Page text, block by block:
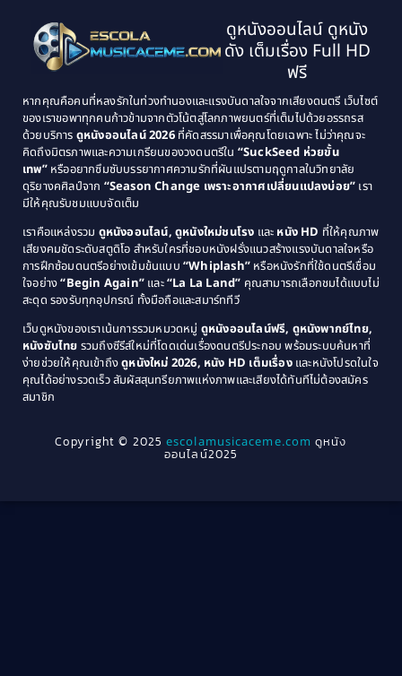
(134)
Classic หนังคลาสสิก(21)
Classic หนังคลาสสิก(25)
Comedy ตลก(46)
Comedy ตลก(515)
Coming of Age ก้าวพ้นวัย(1)
Coming-of-Age(3)
Community(1)
Crime อาชญากรรม(78)
Cult Film(4)
1995
1994
1993
1992
1989
1988
1987
1986
1985
1984
1983
1982
1979
1978
1976
1975
1974
1971
1970
1969
1968
1964
1963
1940
ดูหนังออนไลน์ ดูหนัง
ดัง เต็มเรื่อง Full HD
ฟรี
หากคุณคือคนที่หลงรักในท่วงทำนองและแรงบันดาลใจจากเสียงดนตรี เว็บไซต์
ของเราขอพาทุกคนก้าวข้ามจากตัวโน้ตสู่โลกภาพยนตร์ที่เต็มไปด้วยอรรถรส
ด้วยบริการ ดูหนังออนไลน์ 2026ที่คัดสรรมาเพื่อคุณโดยเฉพาะ ไม่ว่าคุณจะ
คิดถึงมิตรภาพและความเกรียนของวงดนตรีใน “SuckSeed ห่วยขั้น
เทพ”หรืออยากซึมซับบรรยากาศความรักที่ผันแปรตามฤดูกาลในวิทยาลัย
ดุริยางคศิลป์จาก “Season Change เพราะอากาศเปลี่ยนแปลงบ่อย” เรา
มีให้คุณรับชมแบบจัดเต็ม
เราคือแหล่งรวม ดูหนังออนไลน์, ดูหนังใหม่ชนโรง และ หนัง HD ที่ให้คุณภาพ
เสียงคมชัดระดับสตูดิโอ สำหรับใครที่ชอบหนังฝรั่งแนวสร้างแรงบันดาลใจหรือ
การฝึกซ้อมดนตรีอย่างเข้มข้นแบบ “Whiplash” หรือหนังรักที่ใช้ดนตรีเชื่อม
ใจอย่าง“Begin Again” และ“La La Land” คุณสามารถเลือกชมได้แบบไม่
สะดุด รองรับทุกอุปกรณ์ ทั้งมือถือและสมาร์ททีวี
เว็บดูหนังของเราเน้นการรวมหมวดหมู่ ดูหนังออนไลน์ฟรี, ดูหนังพากย์ไทย,
หนังซับไทย รวมถึงซีรีส์ใหม่ที่โดดเด่นเรื่องดนตรีประกอบ พร้อมระบบค้นหาที่
ง่ายช่วยให้คุณเข้าถึงดูหนังใหม่ 2026, หนัง HD เต็มเรื่องและหนังโปรดในใจ
คุณได้อย่างรวดเร็ว สัมผัสสุนทรียภาพแห่งภาพและเสียงได้ทันทีไม่ต้องสมัคร
สมาชิก
Copyright © 2025escolamusicaceme.com ดูหนัง
ออนไลน์2025